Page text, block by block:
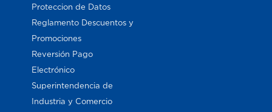
Proteccion de Datos
Reglamento Descuentos y
Promociones
Reversión Pago
Electrónico
Superintendencia de
Industria y Comercio